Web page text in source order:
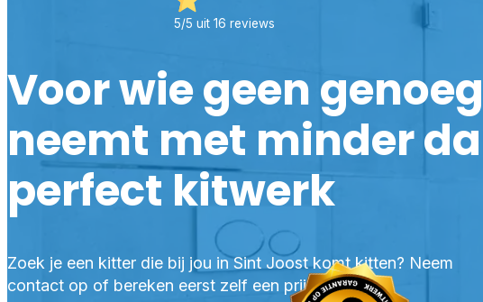
5/5 uit 16 reviews
Voor wie geen
neemt met minder
perfect kitwerk
Zoek je een kitter die bij jou in Sint Joost komt kitten? Neem
contact op of bereken eerst zelf een prijs.